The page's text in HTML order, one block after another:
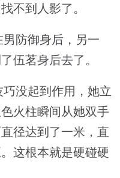
不到人影了。
防御身后，另一
伍茗身后去了。
没起到作用，她立
火柱瞬间从她双手
径达到了一米，直
这根本就是硬碰硬